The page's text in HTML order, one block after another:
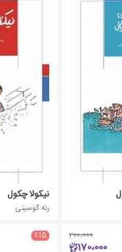
200،000
170،000
نیکولا چکول
رنه گوسینی
٪15